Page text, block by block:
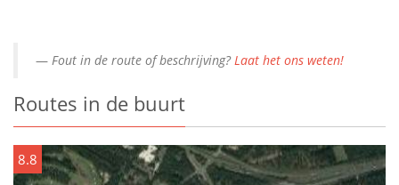
Fout in de route of beschrijving?Laat het ons weten!
Routes in de buurt
8.8